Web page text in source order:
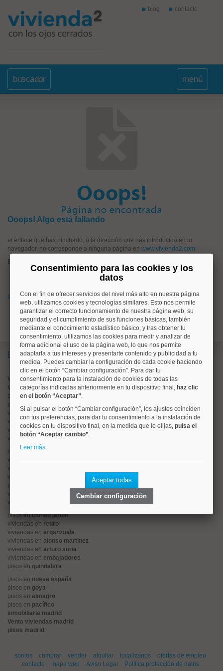
blog contacto
buscador menú
Ooops! Algo está fallando
el enlace que has pinchado, o la dirección que has introducido en tu
navegador, no corresponde a ninguna página en www.vivienda2.com
Esto puede haber ocurrido porque:
has pinchado un enlace antiguo que hoy no corresponde a ningún
prueba a buscar lo que quieres desde la página de inicio de vivienda2.com
Lo más buscado
Valorar vivienda online
Vender piso
pisos en chamberí
pisos en
viviendas enargüelles
viviendas entetuán
viviendas encuatro caminos
viviendas en chamartín
pisos en rios rosas
viviendas en
viviendas en
viviendas en
pisos en
viviendas en
viviendas en
pisos enciudad jardín
viviendas en retiro
viviendas en arganzuela
viviendas en alonso martinez
viviendas en arturo soria
viviendas en embajadores
pisos en guindalera
pisos en nueva españa
pisos en goya
pisos en almagro
pisos en pacífico
inmobiliaria madrid
Venta viviendas madrid
pisos madrid
somos comprar vender alquilar localízanos
ofertas de empleo
contacto
mapa web Aviso Legal Política protección de datos
Consentimiento para las cookies y los
datos
Con el fin de ofrecer servicios del nivel más alto en nuestra página
web, utilizamos cookies y tecnologías similares. Esto nos permite
garantizar el correcto funcionamiento de nuestra página web, su
seguridad y el cumplimiento de sus funciones básicas, también
mediante el conocimiento estadístico básico, y tras obtener tu
consentimiento, utilizamos las cookies para medir y analizar de
forma adicional el uso de la página web, lo que nos permite
adaptarla a tus intereses y presentarte contenido y publicidad a tu
medida. Puedes cambiar la configuración de cada cookie haciendo
clic en el botón “Cambiar configuración”. Para dar tu
consentimiento para la instalación de cookies de todas las
categorías indicadas anteriormente en tu dispositivo final, haz clic
en el botón “Aceptar”.
Si al pulsar el botón “Cambiar configuración”, los ajustes coinciden
con tus preferencias, para dar tu consentimiento a la instalación de
cookies en tu dispositivo final, en la medida que lo elijas, pulsa el
botón “Aceptar cambio”.
Leer más
Aceptar todas
Cambiar configuración